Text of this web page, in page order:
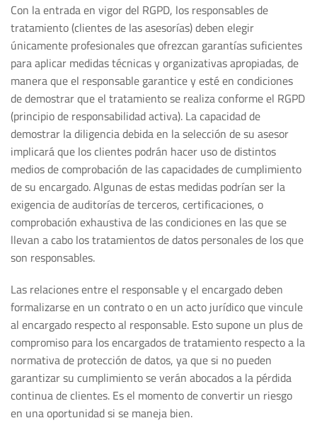
Con la entrada en vigor del RGPD, los responsables de
tratamiento (clientes de las asesorías) deben elegir
únicamente profesionales que ofrezcan garantías suficientes
para aplicar medidas técnicas y organizativas apropiadas, de
manera que el responsable garantice y esté en condiciones
de demostrar que el tratamiento se realiza conforme el RGPD
(principio de responsabilidad activa). La capacidad de
demostrar la diligencia debida en la selección de su asesor
implicará que los clientes podrán hacer uso de distintos
medios de comprobación de las capacidades de cumplimiento
de su encargado. Algunas de estas medidas podrían ser la
exigencia de auditorías de terceros, certificaciones, o
comprobación exhaustiva de las condiciones en las que se
llevan a cabo los tratamientos de datos personales de los que
son responsables.
Las relaciones entre el responsable y el encargado deben
formalizarse en un contrato o en un acto jurídico que vincule
al encargado respecto al responsable. Esto supone un plus de
compromiso para los encargados de tratamiento respecto a la
normativa de protección de datos, ya que si no pueden
garantizar su cumplimiento se verán abocados a la pérdida
continua de clientes. Es el momento de convertir un riesgo
en una oportunidad si se maneja bien.